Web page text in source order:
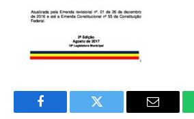
Facebook Twitter
E-